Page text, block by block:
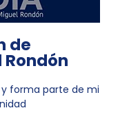
de
Rondón
forma parte de mi